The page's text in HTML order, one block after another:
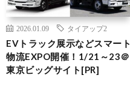
2026.01.09 タイアップ2
EVトラック展示などスマート
物流EXPO開催！1/21～23＠
東京ビッグサイト[PR]